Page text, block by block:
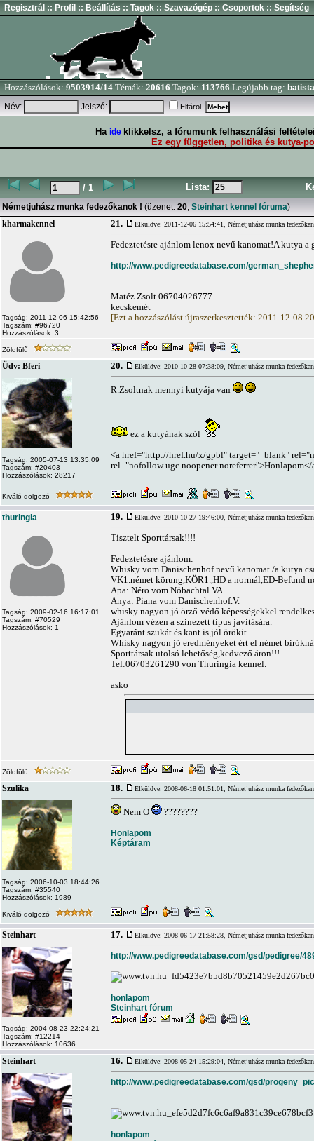
Regisztrál :: Profil :: Beállítás :: Tagok :: Szavazógép :: Csoportok :: Segítség
Hozzászólások: 9503914/14 Témák: 20616 Tagok: 113766 Legújabb tag: batista
Név:
Jelszó: Eltárol
Ha ide klikkelsz, a fórumunk felhasználási
Ez egy független, politika és kutya-
/ 1 Lista:
Németjuhász munka fedezőkanok ! (üzenet: 20, Steinhart kennel fóruma)
kharmakennel
Tagság: 2011-12-06 15:42:56
Tagszám: #96720
Hozzászólások: 3
21. Elküldve: 2011-12-06 15:54:41, Németjuhász munka
Fedeztetésre ajánlom lenox nevű kanomat!A kutya
http://www.pedigreedatabase.com/
Matéz Zsolt 06704026777
kecskemét
[Ezt a hozzászólást újraszerkesztették: 2011-12-08
Zöldfülű
Üdv: Bferi
Tagság: 2005-07-13 13:35:09
Tagszám: #20403
Hozzászólások: 28217
20. Elküldve: 2010-10-28 07:38:09, Németjuhász munka
R.Zsoltnak mennyi kutyája van
ez a kutyának szól
<a href="http://href.hu/x/gpbl" target="_blank"
rel="nofollow ugc noopener noreferrer">Honlapom</
Kiváló dolgozó
thuringia
Tagság: 2009-02-16 16:17:01
Tagszám: #70529
Hozzászólások: 1
19. Elküldve: 2010-10-27 19:46:00, Németjuhász munka
Tisztelt Sporttársak!!!!
Fedeztetésre ajánlom:
Whisky vom Danischenhof nevű kanomat./a kutya
VK1.német körung,KÖR1.,HD a normál,ED-Befund
Apa: Néro vom Nöbachtal.VA.
Anya: Piana vom Danischenhof.V.
whisky nagyon jó örző-védő képességekkel
Ajánlom vézen a szinezett tipus javitására.
Egyaránt szukát és kant is jól örökit.
Whisky nagyon jó eredményeket ért el német
Sporttársak utolsó lehetőség,kedvező áron!!!
Tel:06703261290 von Thuringia kennel.
asko
Zöldfülű
Szulika
Tagság: 2006-10-03 18:44:26
Tagszám: #35540
Hozzászólások: 1989
18. Elküldve: 2008-06-18 01:51:01, Németjuhász munka
Nem O ????????
Honlapom
Képtáram
Kiváló dolgozó
Steinhart
Tagság: 2004-08-23 22:24:21
Tagszám: #12214
Hozzászólások: 10636
17. Elküldve: 2008-06-17 21:58:28, Németjuhász munka
http://www.pedigreedatabase.com/gsd/pedigree/
honlapom
Steinhart fórum
Steinhart 16. Elküldve: 2008-05-24 15:29:04, Németjuhász munka
http://www.pedigreedatabase.com/gsd/
honlapom